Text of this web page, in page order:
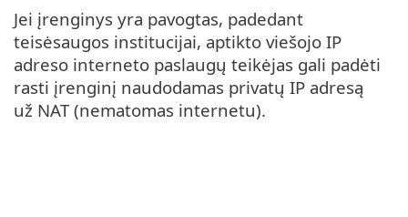
Jei įrenginys yra pavogtas, padedant
teisėsaugos institucijai, aptikto viešojo IP
adreso interneto paslaugų teikėjas gali padėti
rasti įrenginį naudodamas privatų IP adresą
už NAT (nematomas internetu).